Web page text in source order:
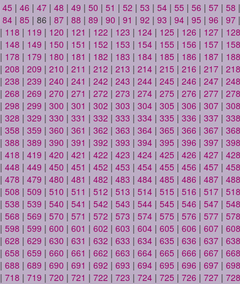
45 | 46 | 47 | 48 | 49 | 50 | 51 | 52 | 53 | 54 | 55 | 56 | 57 | 58 |
84 | 85 | 86 | 87 | 88 | 89 | 90 | 91 | 92 | 93 | 94 | 95 | 96 | 97 |
| 118 | 119 | 120 | 121 | 122 | 123 | 124 | 125 | 126 | 127 | 128
| 148 | 149 | 150 | 151 | 152 | 153 | 154 | 155 | 156 | 157 | 158
| 178 | 179 | 180 | 181 | 182 | 183 | 184 | 185 | 186 | 187 | 188
| 208 | 209 | 210 | 211 | 212 | 213 | 214 | 215 | 216 | 217 | 218
| 238 | 239 | 240 | 241 | 242 | 243 | 244 | 245 | 246 | 247 | 248
| 268 | 269 | 270 | 271 | 272 | 273 | 274 | 275 | 276 | 277 | 278
| 298 | 299 | 300 | 301 | 302 | 303 | 304 | 305 | 306 | 307 | 308
| 328 | 329 | 330 | 331 | 332 | 333 | 334 | 335 | 336 | 337 | 338
| 358 | 359 | 360 | 361 | 362 | 363 | 364 | 365 | 366 | 367 | 368
| 388 | 389 | 390 | 391 | 392 | 393 | 394 | 395 | 396 | 397 | 398
| 418 | 419 | 420 | 421 | 422 | 423 | 424 | 425 | 426 | 427 | 428
| 448 | 449 | 450 | 451 | 452 | 453 | 454 | 455 | 456 | 457 | 458
| 478 | 479 | 480 | 481 | 482 | 483 | 484 | 485 | 486 | 487 | 488
| 508 | 509 | 510 | 511 | 512 | 513 | 514 | 515 | 516 | 517 | 518
| 538 | 539 | 540 | 541 | 542 | 543 | 544 | 545 | 546 | 547 | 548
| 568 | 569 | 570 | 571 | 572 | 573 | 574 | 575 | 576 | 577 | 578
| 598 | 599 | 600 | 601 | 602 | 603 | 604 | 605 | 606 | 607 | 608
| 628 | 629 | 630 | 631 | 632 | 633 | 634 | 635 | 636 | 637 | 638
| 658 | 659 | 660 | 661 | 662 | 663 | 664 | 665 | 666 | 667 | 668
| 688 | 689 | 690 | 691 | 692 | 693 | 694 | 695 | 696 | 697 | 698
| 718 | 719 | 720 | 721 | 722 | 723 | 724 | 725 | 726 | 727 | 728